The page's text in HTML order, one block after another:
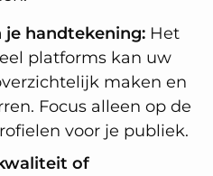
je handtekening: Het
platforms kan uw
maken en
Focus alleen op de
voor je publiek.
of